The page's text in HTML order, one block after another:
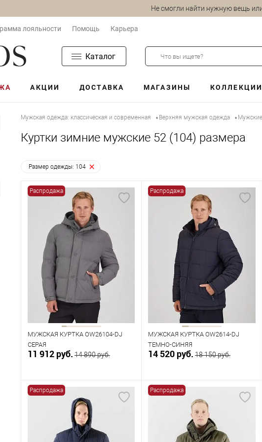
Не смогли найти нужную вещь
лояльности Помощь Карьера
Каталог
АКЦИИ ДОСТАВКА МАГАЗИНЫ КОЛЛЕКЦИИ
Мужская одежда: классическая и современная • Верхняя мужская одежда •
Куртки зимние мужские 52 (104) размера
Размер одежды: 104
Распродажа
МУЖСКАЯ КУРТКА OW26104-DJ
СЕРАЯ
11 912 руб. 14 890 руб.
В корзину
Таблица размеров
Распродажа
МУЖСКАЯ КУРТКА OW2614-DJ
ТЕМНО-СИНЯЯ
14 520 руб. 18 150 руб.
В корзину
В наличии
Таблица размеров
Распродажа Распродажа